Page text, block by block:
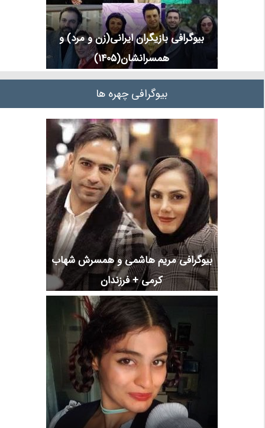
بیوگرافی بازیگران ایرانی(زن و مرد) و
همسرانشان(1405)
بیوگرافی چهره ها
بیوگرافی مریم هاشمی و همسرش شهاب
کرمی + فرزندان